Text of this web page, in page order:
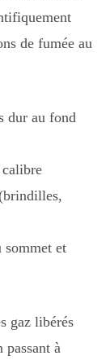
de fumée au
dur au fond
calibre
sommet et
gaz libérés
passant à